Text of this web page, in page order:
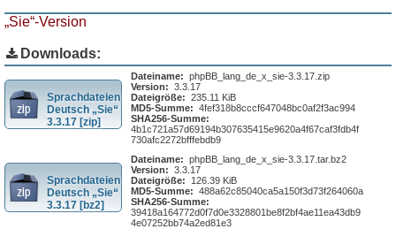
„Sie“-Version
Downloads:
Sprachdateien
Deutsch „Sie“
3.3.17 [zip]
Dateiname: phpBB_lang_de_x_sie-3.3.17.zip
Version: 3.3.17
Dateigröße: 235.11 KiB
MD5-Summe: 4fef318b8cccf647048bc0af2f3ac994
SHA256-Summe:
4b1c721a57d69194b307635415e9620a4f67caf3fdb4f
730afc2272bfffebdb9
Sprachdateien
Deutsch „Sie“
3.3.17 [bz2]
Dateiname: phpBB_lang_de_x_sie-3.3.17.tar.bz2
Version: 3.3.17
Dateigröße:
126.39 KiB
MD5-Summe: 488a62c85040ca5a150f3d73f264060a
SHA256-Summe:
39418a164772d0f7d0e3328801be8f2bf4ae11ea43db9
4e07252bb74a2ed81e3